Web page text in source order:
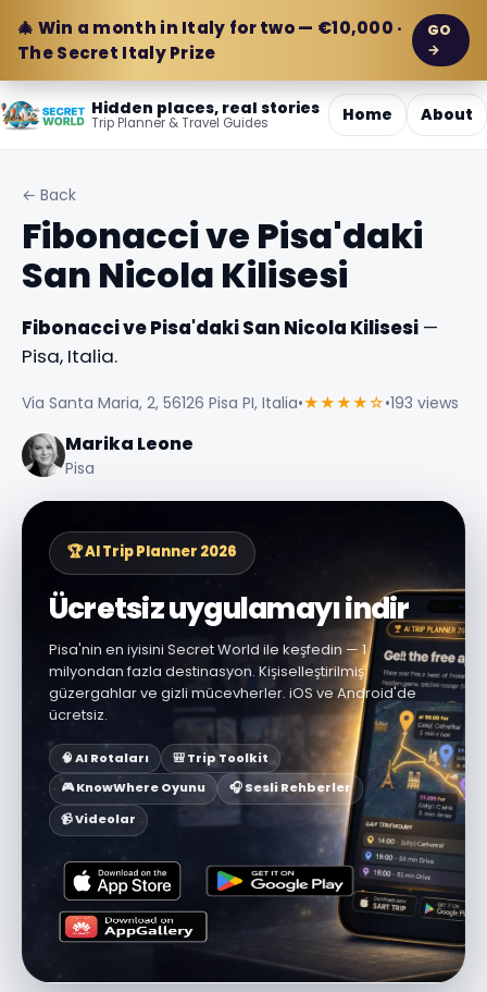
🎄 Win a month in Italy for two — €10,000 ·
The Secret Italy Prize
GO
→
Hidden places, real stories
Trip Planner & Travel Guides Home About
← Back
Fibonacci ve Pisa'daki
San Nicola Kilisesi
Fibonacci ve Pisa'daki San Nicola Kilisesi —
Pisa, Italia.
Via Santa Maria, 2, 56126 Pisa PI, Italia•★★★★☆•193 views
Marika Leone
Pisa
🏆 AI Trip Planner 2026
Ücretsiz uygulamayı indir
Pisa'nin en iyisini Secret World ile keşfedin — 1
milyondan fazla destinasyon. Kişiselleştirilmiş
güzergahlar ve gizli mücevherler. iOS ve Android'de
ücretsiz.
🧠 AI Rotaları
🎒 Trip Toolkit
🎮 KnowWhere Oyunu
🎧 Sesli Rehberler
📹 Videolar